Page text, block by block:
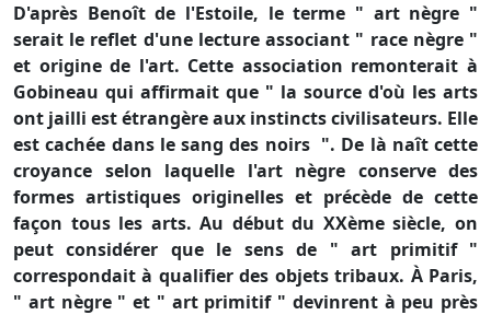
D'après Benoît de l'Estoile, le terme " art nègre "
serait le reflet d'une lecture associant " race nègre "
et origine de l'art. Cette association remonterait à
Gobineau qui affirmait que " la source d'où les arts
ont jailli est étrangère aux instincts civilisateurs. Elle
est cachée dans le sang des noirs ". De là naît cette
croyance selon laquelle l'art nègre conserve des
formes artistiques originelles et précède de cette
façon tous les arts. Au début du XXème siècle, on
peut considérer que le sens de " art primitif "
correspondait à qualifier des objets tribaux. À Paris,
" art nègre " et " art primitif " devinrent à peu près